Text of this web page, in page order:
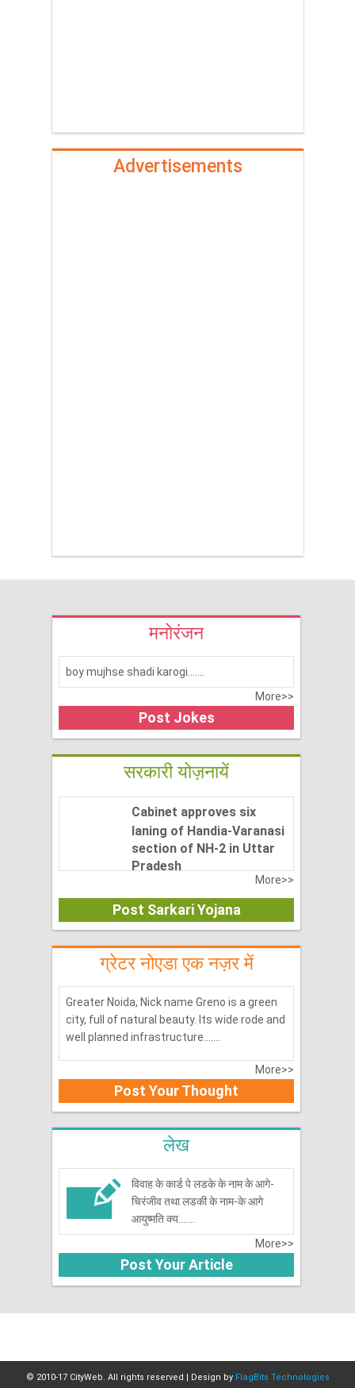
Advertisements
मनोरंजन
boy mujhse shadi karogi.......
More>>
Post Jokes
सरकारी योज़नायें
Cabinet approves six
laning of Handia-Varanasi
section of NH-2 in Uttar
Pradesh
More>>
Post Sarkari Yojana
ग्रेटर नोएडाएक नज़र में
Greater Noida, Nick name Greno is a green
city, full of natural beauty. Its wide rode and
well planned infrastructure.......
More>>
Post Your Thought
लेख
विवाह के कार्ड पे लडके के नाम के आगे-
चिरंजीव तथा लडकी के नाम-के आगे
आयुष्मति क्य.......
More>>
Post Your Article
© 2010-17 CityWeb. All rights reserved | Design by FlagBits Technologies